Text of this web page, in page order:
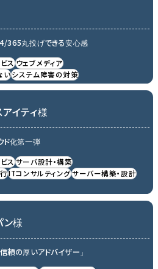
365丸投げできる安心感
スウェブメディア
いシステム障害の対策
イティ様
ド化第一弾
スサーバ設計・構築
ITコンサルティングサーバー構築・設計
ン様
頼の厚いアドバイザー」